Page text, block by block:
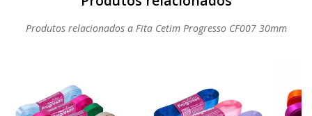
Produtos relacionados a Fita Cetim Progresso CF007 30mm